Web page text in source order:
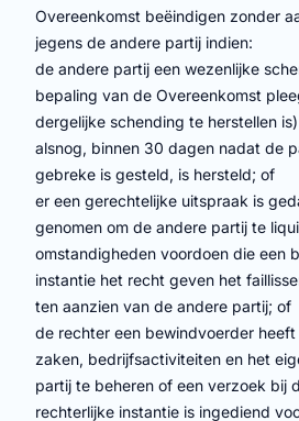
Overeenkomst beëindigen zonder
jegens de andere partij indien:
de andere partij een wezenlijke
bepaling van de Overeenkomst
dergelijke schending te herstellen
alsnog, binnen 30 dagen nadat de
gebreke is gesteld, is hersteld; of
er een gerechtelijke uitspraak is
genomen om de andere partij te
omstandigheden voordoen die een
instantie het recht geven het
ten aanzien van de andere partij; of
de rechter een bewindvoerder
zaken, bedrijfsactiviteiten en het
partij te beheren of een verzoek bij
rechterlijke instantie is ingediend